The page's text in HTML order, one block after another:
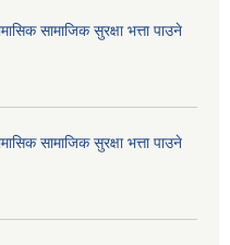
सामाजिक सुरक्षा भत्ता पाउने
सामाजिक सुरक्षा भत्ता पाउने